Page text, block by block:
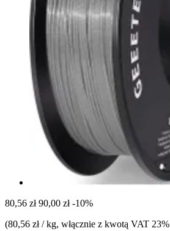
80,56 zł 90,00 zł -10%
(80,56 zł / kg, włącznie z kwotą VAT 23%